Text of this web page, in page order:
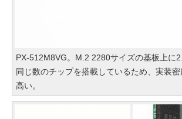
PX-512M8VG。M.2 2280サイズの基板上に
同じ数のチップを搭載しているため、実装
高い。